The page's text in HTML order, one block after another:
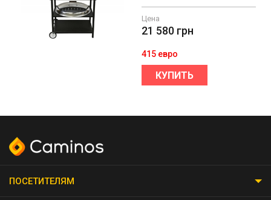
Цена
21 580 грн
415 евро
КУПИТЬ
ПОСЕТИТЕЛЯМ